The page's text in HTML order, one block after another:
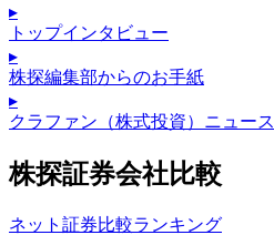
▸
トップインタビュー
▸
株探編集部からのお手紙
▸
クラファン（株式投資）ニュース
株探証券会社比較
ネット証券比較ランキング